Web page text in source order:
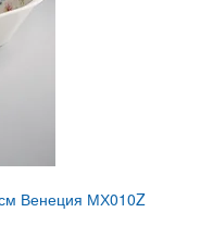
Венеция МХ010Z